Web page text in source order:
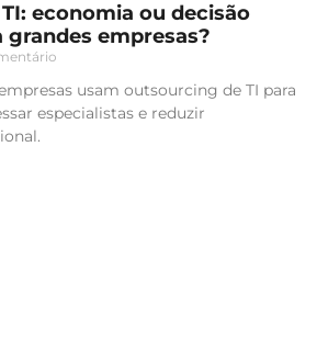
economia ou decisão
empresas?
usam outsourcing de TI para
especialistas e reduzir